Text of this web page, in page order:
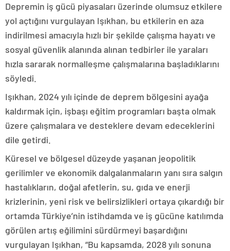
Depremin iş gücü piyasaları üzerinde olumsuz etkilere
yol açtığını vurgulayan Işıkhan, bu etkilerin en aza
indirilmesi amacıyla hızlı bir şekilde çalışma hayatı ve
sosyal güvenlik alanında alınan tedbirler ile yaraları
hızla sararak normalleşme çalışmalarına başladıklarını
söyledi.
Işıkhan, 2024 yılı içinde de deprem bölgesini ayağa
kaldırmak için, işbaşı eğitim programları başta olmak
üzere çalışmalara ve desteklere devam edeceklerini
dile getirdi.
Küresel ve bölgesel düzeyde yaşanan jeopolitik
gerilimler ve ekonomik dalgalanmaların yanı sıra salgın
hastalıkların, doğal afetlerin, su, gıda ve enerji
krizlerinin, yeni risk ve belirsizlikleri ortaya çıkardığı bir
ortamda Türkiye’nin istihdamda ve iş gücüne katılımda
görülen artış eğilimini sürdürmeyi başardığını
vurgulayan Işıkhan, “Bu kapsamda, 2028 yılı sonuna